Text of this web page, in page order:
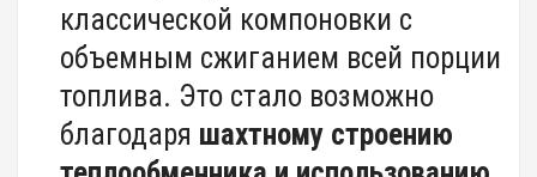
классической компоновки с
объемным сжиганием всей порции
топлива. Это стало возможно
благодаря шахтному строению